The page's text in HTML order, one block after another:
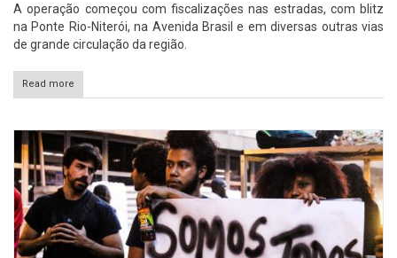
A operação começou com fiscalizações nas estradas, com blitz
na Ponte Rio-Niterói, na Avenida Brasil e em diversas outras vias
de grande circulação da região.
Read more